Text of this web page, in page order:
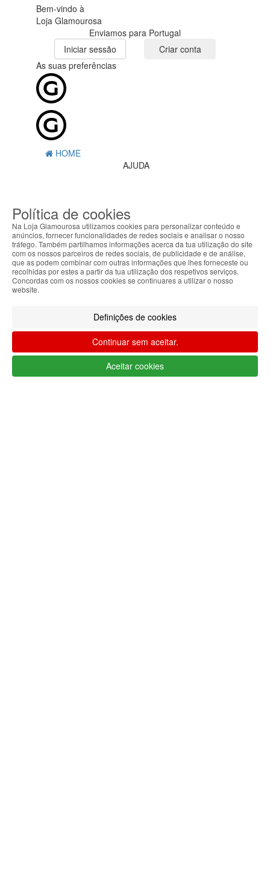
Bem-vindo à
Loja Glamourosa
Enviamos para Portugal
Iniciar sessão
Criar conta
As suas preferências
HOME
AJUDA
0 CARRINHO
EU
Filtrar por
Limpar filtros
Filtrar
Política de cookies
Na Loja Glamourosa utilizamos cookies para personalizar conteúdo e
anúncios, fornecer funcionalidades de redes sociais e analisar o nosso
tráfego. Também partilhamos informações acerca da tua utilização do site
com os nossos parceiros de redes sociais, de publicidade e de análise,
que as podem combinar com outras informações que lhes forneceste ou
recolhidas por estes a partir da tua utilização dos respetivos serviços.
Concordas com os nossos cookies se continuares a utilizar o nosso
website.
Definições de cookies
Continuar sem aceitar.
Aceitar cookies